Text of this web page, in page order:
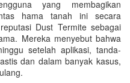
yang membagikan
hama tanah ini secara
Dust Termite sebagai
Mereka menyebut bahwa
setelah aplikasi, tanda-
dan dalam banyak kasus,